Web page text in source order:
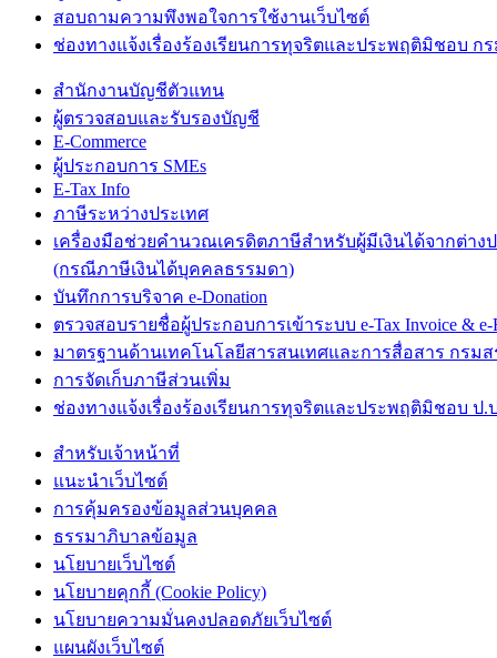
สอบถามความพึงพอใจการใช้งานเว็บไซต์
ช่องทางแจ้งเรื่องร้องเรียนการทุจริตและประพฤติมิชอบ ก
สำนักงานบัญชีตัวแทน
ผู้ตรวจสอบและรับรองบัญชี
E-Commerce
ผู้ประกอบการ SMEs
E-Tax Info
ภาษีระหว่างประเทศ
เครื่องมือช่วยคำนวณเครดิตภาษีสำหรับผู้มีเงินได้จากต่าง
(กรณีภาษีเงินได้บุคคลธรรมดา)
บันทึกการบริจาค e-Donation
ตรวจสอบรายชื่อผู้ประกอบการเข้าระบบ e-Tax Invoice & e-
มาตรฐานด้านเทคโนโลยีสารสนเทศและการสื่อสาร กรมส
การจัดเก็บภาษีส่วนเพิ่ม
ช่องทางแจ้งเรื่องร้องเรียนการทุจริตและประพฤติมิชอบ ป.
สำหรับเจ้าหน้าที่
แนะนำเว็บไซต์
การคุ้มครองข้อมูลส่วนบุคคล
ธรรมาภิบาลข้อมูล
นโยบายเว็บไซต์
นโยบายคุกกี้ (Cookie Policy)
นโยบายความมั่นคงปลอดภัยเว็บไซต์
แผนผังเว็บไซต์